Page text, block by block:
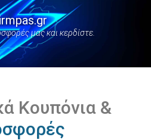
μας και κερδίστε.
Κουπόνια &